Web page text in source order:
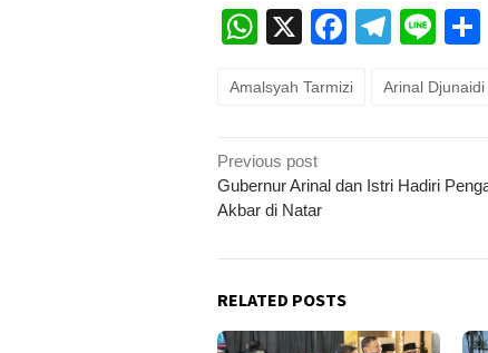
WhatsApp
X Facebook
Line
Amalsyah Tarmizi Arinal Djunaidi
Post
navigation
Previous post
Gubernur Arinal dan Istri Hadiri
Akbar di Natar
RELATED POSTS